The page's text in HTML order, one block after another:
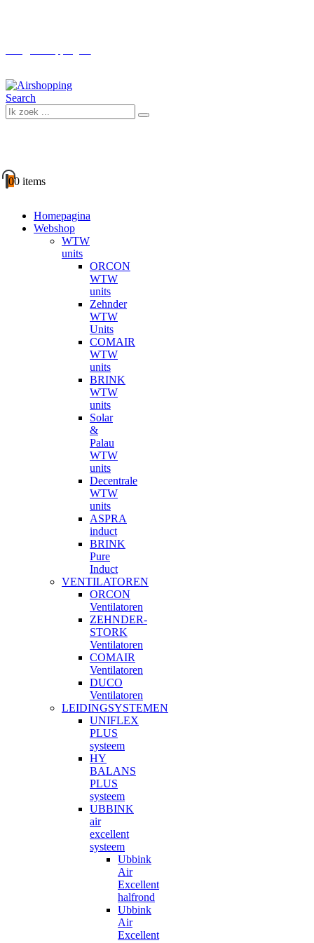
Search
00 items
Homepagina
Webshop
WTW
units
ORCON
WTW
units
Zehnder
WTW
Units
COMAIR
WTW
units
BRINK
WTW
units
Solar
&
Palau
WTW
units
Decentrale
WTW
units
ASPRA
induct
BRINK
Pure
Induct
VENTILATOREN
ORCON
Ventilatoren
ZEHNDER-
STORK
Ventilatoren
COMAIR
Ventilatoren
DUCO
Ventilatoren
LEIDINGSYSTEMEN
UNIFLEX
PLUS
systeem
HY
BALANS
PLUS
systeem
UBBINK
air
excellent
systeem
Ubbink
Air
Excellent
halfrond
Ubbink
Air
Excellent